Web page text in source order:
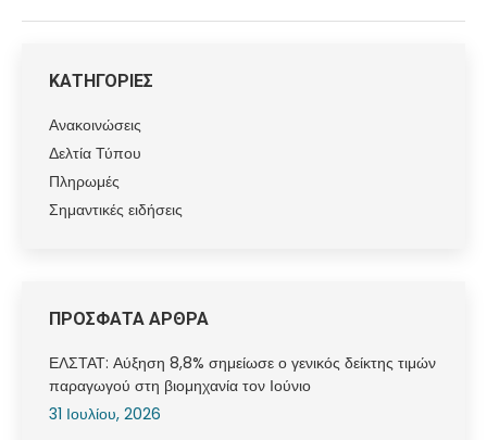
ΚΑΤΗΓΟΡΙΕΣ
Ανακοινώσεις
Δελτία Τύπου
Πληρωμές
Σημαντικές ειδήσεις
ΠΡΟΣΦΑΤΑ ΑΡΘΡΑ
ΕΛΣΤΑΤ: Αύξηση 8,8% σημείωσε ο γενικός δείκτης τιμών
παραγωγού στη βιομηχανία τον Ιούνιο
31 Ιουλίου, 2026